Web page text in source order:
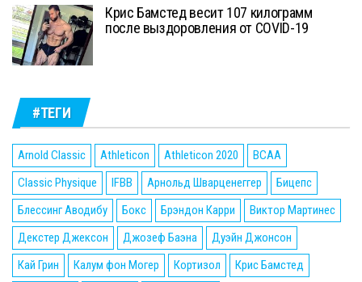
Крис Бамстед весит 107 килограмм
после выздоровления от COVID-19
#ТЕГИ
Arnold Classic Athleticon Athleticon 2020
BCAA
Classic Physique
IFBB Арнольд Шварценеггер
Бицепс
Блессинг Аводибу
Бокс Брэндон Карри
Виктор Мартинес
Декстер Джексон
Джозеф Баэна
Дуэйн Джонсон
Кай Грин
Калум фон Могер Кортизол
Крис Бамстед